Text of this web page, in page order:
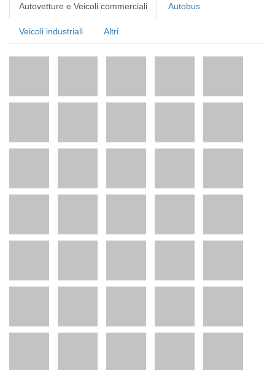
Autovetture e Veicoli commerciali Autobus
Veicoli industriali Altri